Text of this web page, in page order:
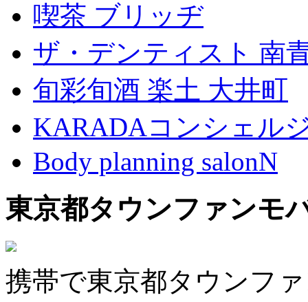
喫茶 ブリッヂ
ザ・デンティスト 南
旬彩旬酒 楽土 大井町
KARADAコンシェル
Body planning salonN
東京都タウンファンモ
携帯で東京都タウンフ